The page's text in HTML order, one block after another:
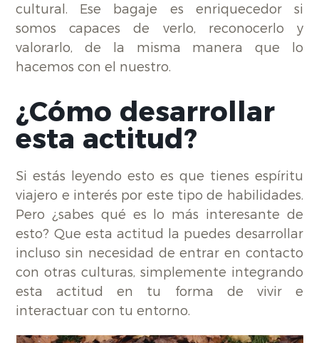
cultural. Ese bagaje es enriquecedor si
somos capaces de verlo, reconocerlo y
valorarlo, de la misma manera que lo
hacemos con el nuestro.
¿Cómo desarrollar
esta actitud?
Si estás leyendo esto es que tienes espíritu
viajero e interés por este tipo de habilidades.
Pero ¿sabes qué es lo más interesante de
esto? Que esta actitud la puedes desarrollar
incluso sin necesidad de entrar en contacto
con otras culturas, simplemente integrando
esta actitud en tu forma de vivir e
interactuar con tu entorno.